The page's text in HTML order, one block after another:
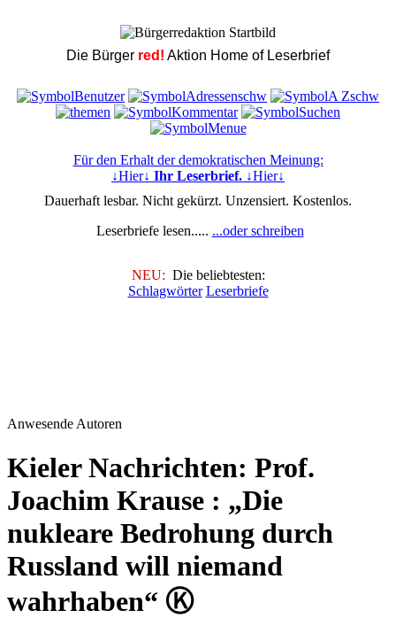
Die Bürger red! Aktion Home of Leserbrief
Für den Erhalt der demokratischen Meinung:
↓Hier↓ Ihr Leserbrief. ↓Hier↓
Dauerhaft lesbar. Nicht gekürzt. Unzensiert. Kostenlos.
Leserbriefe lesen..... ...oder schreiben
NEU: Die beliebtesten:
Schlagwörter Leserbriefe
Anwesende Autoren
Kieler Nachrichten: Prof.
Joachim Krause : „Die
nukleare Bedrohung durch
Russland will niemand
wahrhaben“ Ⓚ